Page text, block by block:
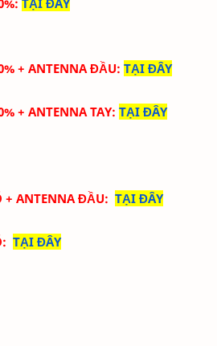
+ ANTENNA ĐẦU: TẠI ĐÂY
+ ANTENNA TAY: TẠI ĐÂY
+ ANTENNA ĐẦU: TẠI ĐÂY
: TẠI ĐÂY